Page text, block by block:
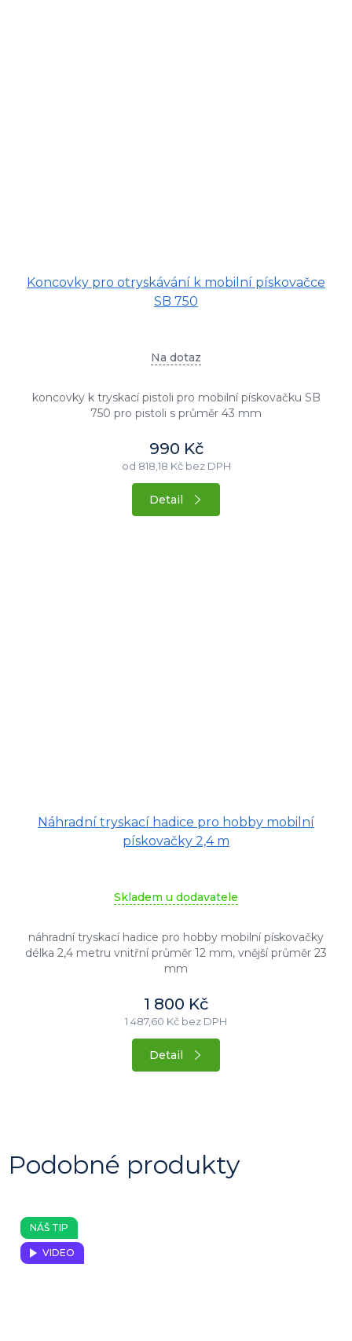
Koncovky pro otryskávání k mobilní pískovačce
SB 750
Na dotaz
koncovky k tryskací pistoli pro mobilní pískovačku SB
750 pro pistoli s průměr 43 mm
990 Kč
od 818,18 Kč bez DPH
Detail
Náhradní tryskací hadice pro hobby mobilní
pískovačky 2,4 m
Skladem u dodavatele
náhradní tryskací hadice pro hobby mobilní pískovačky
délka 2,4 metru vnitřní průměr 12 mm, vnější průměr 23
mm
1 800 Kč
1 487,60 Kč bez DPH
Detail
NÁŠ TIP
VIDEO